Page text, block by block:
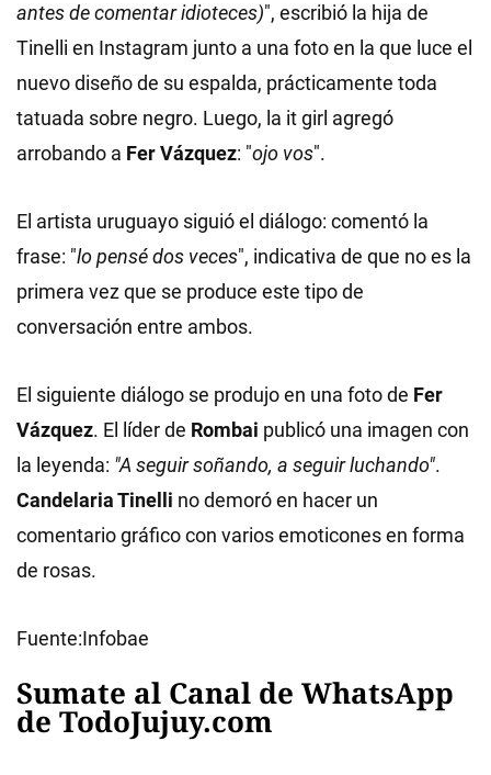
antes de comentar idioteces)", escribió la hija de
Tinelli en Instagram junto a una foto en la que luce el
nuevo diseño de su espalda, prácticamente toda
tatuada sobre negro. Luego, la it girl agregó
arrobando a Fer Vázquez: "ojo vos".
El artista uruguayo siguió el diálogo: comentó la
frase: "lo pensé dos veces", indicativa de que no es la
primera vez que se produce este tipo de
conversación entre ambos.
El siguiente diálogo se produjo en una foto de Fer
Vázquez. El líder de Rombai publicó una imagen con
la leyenda: "A seguir soñando, a seguir luchando".
Candelaria Tinelli no demoró en hacer un
comentario gráfico con varios emoticones en forma
de rosas.
Fuente:Infobae
Sumate al Canal de WhatsApp
de TodoJujuy.com